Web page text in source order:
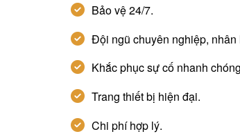
Bảo vệ 24/7.
Đội ngũ chuyên nghiệp, nhân
Khắc phục sự cố nhanh
Trang thiết bị hiện đại.
Chi phí hợp lý.